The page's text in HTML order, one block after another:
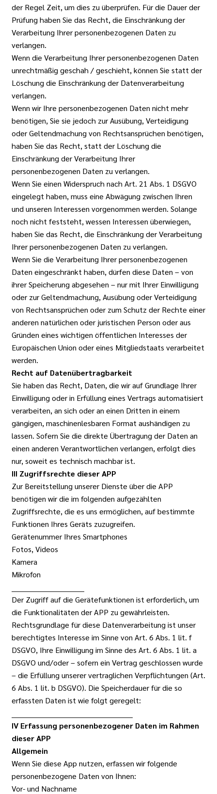
der Regel Zeit, um dies zu überprüfen. Für die Dauer der
Prüfung haben Sie das Recht, die Einschränkung der
Verarbeitung Ihrer personenbezogenen Daten zu
verlangen.
Wenn die Verarbeitung Ihrer personenbezogenen Daten
unrechtmäßig geschah / geschieht, können Sie statt der
Löschung die Einschränkung der Datenverarbeitung
verlangen.
Wenn wir Ihre personenbezogenen Daten nicht mehr
benötigen, Sie sie jedoch zur Ausübung, Verteidigung
oder Geltendmachung von Rechtsansprüchen benötigen,
haben Sie das Recht, statt der Löschung die
Einschränkung der Verarbeitung Ihrer
personenbezogenen Daten zu verlangen.
Wenn Sie einen Widerspruch nach Art. 21 Abs. 1 DSGVO
eingelegt haben, muss eine Abwägung zwischen Ihren
und unseren Interessen vorgenommen werden. Solange
noch nicht feststeht, wessen Interessen überwiegen,
haben Sie das Recht, die Einschränkung der Verarbeitung
Ihrer personenbezogenen Daten zu verlangen.
Wenn Sie die Verarbeitung Ihrer personenbezogenen
Daten eingeschränkt haben, dürfen diese Daten – von
ihrer Speicherung abgesehen – nur mit Ihrer Einwilligung
oder zur Geltendmachung, Ausübung oder Verteidigung
von Rechtsansprüchen oder zum Schutz der Rechte einer
anderen natürlichen oder juristischen Person oder aus
Gründen eines wichtigen öffentlichen Interesses der
Europäischen Union oder eines Mitgliedstaats verarbeitet
werden.
Recht auf Datenübertragbarkeit
Sie haben das Recht, Daten, die wir auf Grundlage Ihrer
Einwilligung oder in Erfüllung eines Vertrags automatisiert
verarbeiten, an sich oder an einen Dritten in einem
gängigen, maschinenlesbaren Format aushändigen zu
lassen. Sofern Sie die direkte Übertragung der Daten an
einen anderen Verantwortlichen verlangen, erfolgt dies
nur, soweit es technisch machbar ist.
III Zugriffsrechte dieser APP
Zur Bereitstellung unserer Dienste über die APP
benötigen wir die im folgenden aufgezählten
Zugriffsrechte, die es uns ermöglichen, auf bestimmte
Funktionen Ihres Geräts zuzugreifen.
Gerätenummer Ihres Smartphones
Fotos, Videos
Kamera
Mikrofon
Der Zugriff auf die Gerätefunktionen ist erforderlich, um
die Funktionalitäten der APP zu gewährleisten.
Rechtsgrundlage für diese Datenverarbeitung ist unser
berechtigtes Interesse im Sinne von Art. 6 Abs. 1 lit. f
DSGVO, Ihre Einwilligung im Sinne des Art. 6 Abs. 1 lit. a
DSGVO und/oder – sofern ein Vertrag geschlossen wurde
– die Erfüllung unserer vertraglichen Verpflichtungen (Art.
6 Abs. 1 lit. b DSGVO). Die Speicherdauer für die so
erfassten Daten ist wie folgt geregelt:
IV Erfassung personenbezogener Daten im Rahmen
dieser APP
Allgemein
Wenn Sie diese App nutzen, erfassen wir folgende
personenbezogene Daten von Ihnen:
Vor- und Nachname